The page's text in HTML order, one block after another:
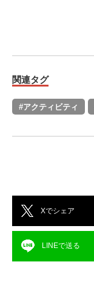
関連タグ
#アクティビティ
Xでシェア
LINEで送る